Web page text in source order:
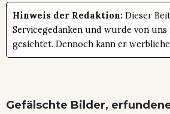
Hinweis der Redaktion: Dieser
Servicegedanken und wurde von
gesichtet. Dennoch kann er
Gefälschte Bilder,